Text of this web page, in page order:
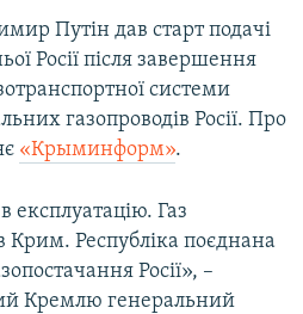
Путін дав старт подачі
Росії після завершення
системи
газопроводів Росії. Про
«Крыминформ».
експлуатацію. Газ
Крим. Республіка поєднана
Росії», –
Кремлю генеральний